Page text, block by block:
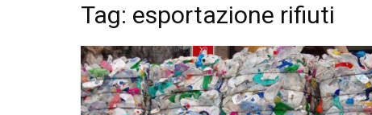
Tag: esportazione rifiuti